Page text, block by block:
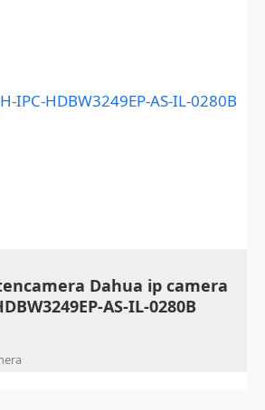
Dahua ip camera
AS-IL-0280B